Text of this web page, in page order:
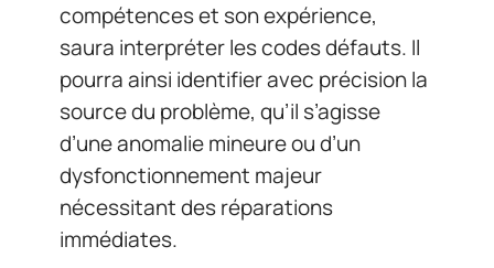
compétences et son expérience,
saura interpréter les codes défauts. Il
pourra ainsi identifier avec précision la
source du problème, qu’il s’agisse
d’une anomalie mineure ou d’un
dysfonctionnement majeur
nécessitant des réparations
immédiates.